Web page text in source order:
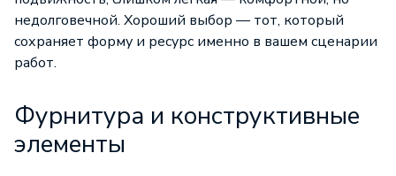
недолговечной. Хороший выбор — тот, который
сохраняет форму и ресурс именно в вашем сценарии
работ.
Фурнитура и конструктивные
элементы